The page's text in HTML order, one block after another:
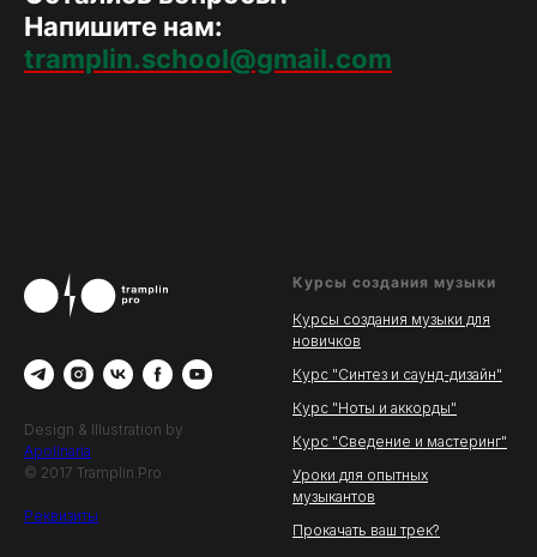
Напишите нам:
tramplin.school@gmail.com
Design & Illustration by
Apollnaria
© 2017 Tramplin.Pro
Реквизиты
Курсы создания музыки
Курсы создания музыки для
новичков
Курс "Синтез и саунд-дизайн"
Курс "Ноты и аккорды"
Курс "Сведение и мастеринг"
Уроки для опытных
музыкантов
Прокачать ваш трек?